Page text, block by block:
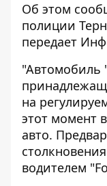
Об этом
полиции
передает
"Автомобиль
на
этот момент
авто.
водителем